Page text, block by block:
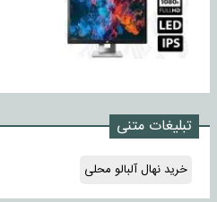
تبلیغات متنی
خرید نهال آلبالو محلی